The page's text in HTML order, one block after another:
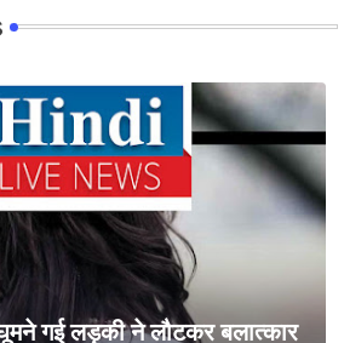
गई लड़की ने लौटकर बलात्कार